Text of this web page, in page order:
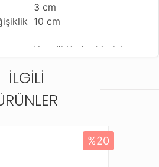
3 cm
10 cm
Kapsül Kesim Model
Sıralı Sistem Kamçı
Günlük Kullanıma
Çiftli ve Tekli Çekime
İLGILI
%20